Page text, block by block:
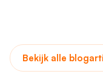
Bekijk alle